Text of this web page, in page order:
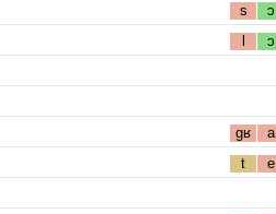
s ɔ
l ɔ
gʁ a
t e